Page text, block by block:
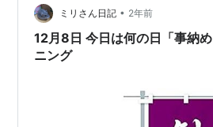
ミリさん日記 • 2年前
12月8日 今日は何の日「事納め」＠サンデーモー
ニング